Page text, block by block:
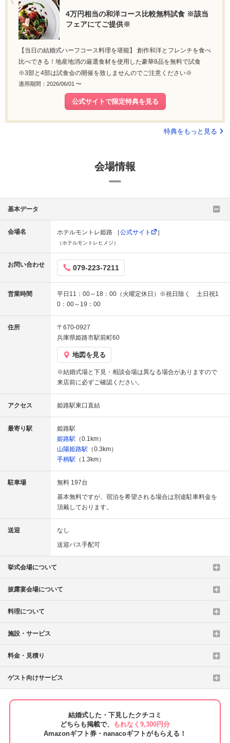
4万円相当の和洋コース比較無料試食 ※該当
フェアにてご提供※
【当日の結婚式ハーフコース料理を堪能】 創作和洋とフレンチを食べ
比べできる！地産地消の厳選食材を使用した豪華8品を無料で試食
※3部と4部は試食会の開催を致しませんのでご注意ください※
適用期間：2026/06/01 〜
公式サイトで限定特典を見る
特典をもっと見る
会場情報
基本データ
会場名 ホテルモントレ姫路 ［公式サイト ］
（ホテルモントレヒメジ）
お問い合わせ 079-223-7211
営業時間
平日11：00～18：00（火曜定休日）※祝日除く 土日祝1
0：00～19：00
住所
〒670-0927
兵庫県姫路市駅前町60
地図を見る
※結婚式場と下見・相談会場は異なる場合がありますので
来店前に必ずご確認ください。
アクセス 姫路駅東口直結
最寄り駅
姫路駅
姫路駅 （0.1km）
山陽姫路駅 （0.3km）
手柄駅 （1.3km）
駐車場
無料 197台
基本無料ですが、宿泊を希望される場合は別途駐車料金を
頂戴しております。
送迎
なし
送迎バス手配可
挙式会場について
披露宴会場について
料理について
施設・サービス
料金・見積り
ゲスト向けサービス
結婚式した・下見したクチコミ
どちらも掲載で、
もれなく9,300円分
Amazonギフト券・nanacoギフトがもらえる！